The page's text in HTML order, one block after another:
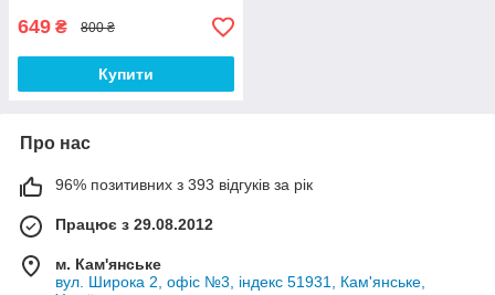
649 ₴ 800 ₴
Купити
Про нас
96% позитивних з 393 відгуків за рік
Працює з 29.08.2012
м. Кам'янське
вул. Широка 2, офіс №3, індекс 51931, Кам'янське,